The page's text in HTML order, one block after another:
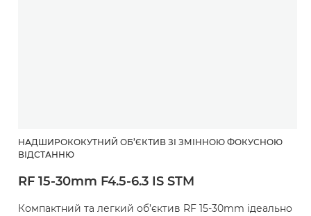
НАДШИРОКОКУТНИЙ ОБ’ЄКТИВ ЗІ ЗМІННОЮ ФОКУСНОЮ
ВІДСТАННЮ
RF 15-30mm F4.5-6.3 IS STM
Компактний та легкий об’єктив RF 15-30mm ідеально